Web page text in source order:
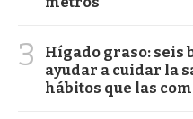
3
Hígado graso: seis
ayudar a cuidar la
hábitos que las